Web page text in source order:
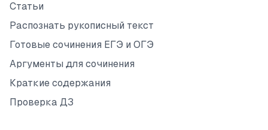
Статьи
Распознать рукописный текст
Готовые сочинения ЕГЭ и ОГЭ
Аргументы для сочинения
Краткие содержания
Проверка ДЗ